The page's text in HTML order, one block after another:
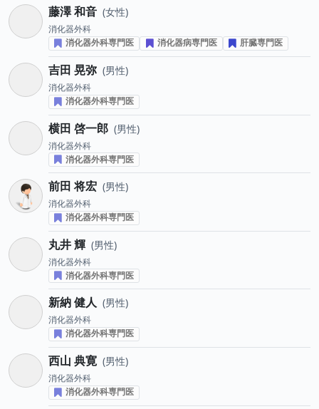
藤澤 和音 女性
消化器外科
消化器外科専門医
消化器病専門医 肝臓専門医
吉田 晃弥 男性
消化器外科
消化器外科専門医
横田 啓一郎 男性
消化器外科
消化器外科専門医
前田 将宏 男性
消化器外科
消化器外科専門医
丸井 輝 男性
消化器外科
消化器外科専門医
新納 健人 男性
消化器外科
消化器外科専門医
西山 典寛 男性
消化器外科
消化器外科専門医